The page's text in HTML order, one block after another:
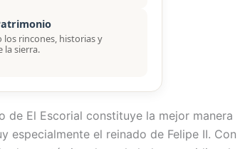
los rincones, historias y
la sierra.
de El Escorial constituye la mejor manera
especialmente el reinado de Felipe II. Con